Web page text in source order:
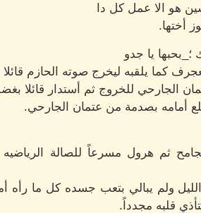
هو الا عمل كل دا
أختها.
؛_بحبها يا جدو
كما يلقبه ليخرج صوته الحازم
الجارحي للخروج ثم أستدار
أمامه بصدمة من عتمان الجارحي.
ثم هرول مسرعاً للصالة
ولم يبالي بتعب جسده كل ما رأه
قلبه مجدداً.